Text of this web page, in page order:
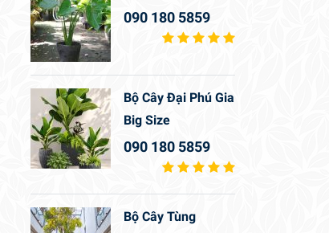
090 180 5859
Bộ Cây Đại Phú Gia
Big Size
090 180 5859
Bộ Cây Tùng